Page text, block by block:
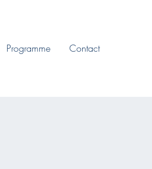
Programme Contact